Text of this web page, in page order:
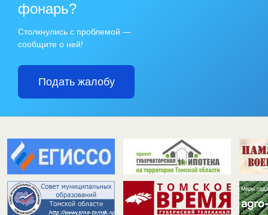
фонарь?
Столкнулись с проблемой —
сообщите о ней!
Подать жалобу